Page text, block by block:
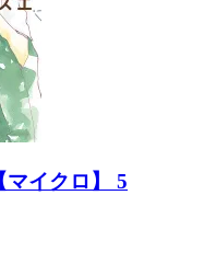
マイクロ】 5